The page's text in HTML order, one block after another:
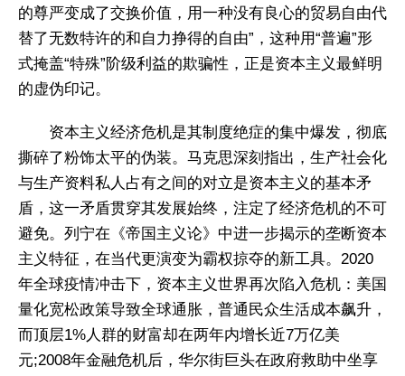
的尊严变成了交换价值，用一种没有良心的贸易自由代
替了无数特许的和自力挣得的自由”，这种用“普遍”形
式掩盖“特殊”阶级利益的欺骗性，正是资本主义最鲜明
的虚伪印记。
资本主义经济危机是其制度绝症的集中爆发，彻底
撕碎了粉饰太平的伪装。马克思深刻指出，生产社会化
与生产资料私人占有之间的对立是资本主义的基本矛
盾，这一矛盾贯穿其发展始终，注定了经济危机的不可
避免。列宁在《帝国主义论》中进一步揭示的垄断资本
主义特征，在当代更演变为霸权掠夺的新工具。2020
年全球疫情冲击下，资本主义世界再次陷入危机：美国
量化宽松政策导致全球通胀，普通民众生活成本飙升，
而顶层1%人群的财富却在两年内增长近7万亿美
元;2008年金融危机后，华尔街巨头在政府救助中坐享